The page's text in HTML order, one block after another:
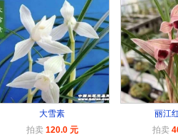
大雪素
拍卖 120.0 元
丽江
拍卖